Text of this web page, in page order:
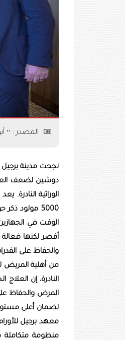
المصدر : ••
5000 مولود
أقصر لكنها
والحفاظ على
من أهلية المريض
النادرة، إن
المرض والحفاظ
لضمان أعلى
معهد برجيل
منظومة متكاملة